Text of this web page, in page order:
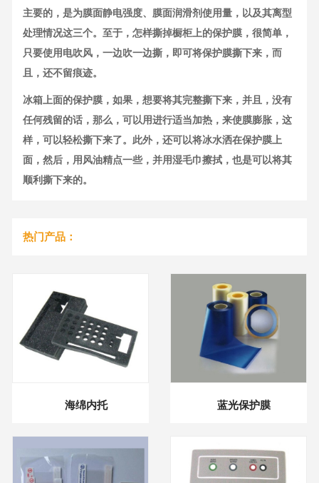
主要的，是为膜面静电强度、膜面润滑剂使用量，以及其离型
处理情况这三个。至于，怎样撕掉橱柜上的保护膜，很简单，
只要使用电吹风，一边吹一边撕，即可将保护膜撕下来，而
且，还不留痕迹。
冰箱上面的保护膜，如果，想要将其完整撕下来，并且，没有
任何残留的话，那么，可以用进行适当加热，来使膜膨胀，这
样，可以轻松撕下来了。此外，还可以将冰水洒在保护膜上
面，然后，用风油精点一些，并用湿毛巾擦拭，也是可以将其
顺利撕下来的。
热门产品：
海绵内托 蓝光保护膜